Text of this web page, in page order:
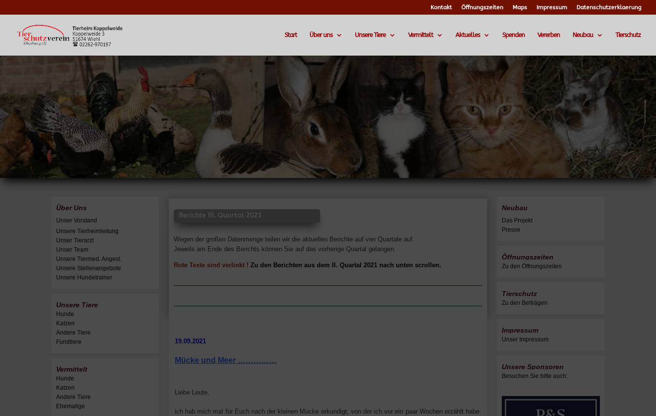
Kontakt Öffnungszeiten Maps Impressum Datenschutzerklaerung
Start Über uns Unsere Tiere Vermittelt Aktuelles Spenden Vererben Neubau Tierschutz
Über Uns
Unser Vorstand
Unsere Tierheimleitung
Unser Tierarzt
Unser Team
Unsere Tiermed. Angest.
Unsere Stellenangebote
Unsere Hundetrainer
Unsere Tiere
Hunde
Katzen
Andere Tiere
Fundtiere
Vermittelt
Hunde
Katzen
Andere Tiere
Ehemalige
Berichte III. Quartal 2021
Wegen der großen Datenmenge teilen wir die aktuellen Berichte auf vier Quartale auf.
Jeweils am Ende des Berichts können Sie auf das vorherige Quartal gelangen.
Rote Texte sind verlinkt ! Zu den Berichten aus dem II. Quartal 2021 nach unten scrollen.
19.09.2021
Mücke und Meer ……………
Liebe Leute,
ich hab mich mal für Euch nach der kleinen Mücke erkundigt, von der ich vor ein paar Wochen erzählt habe.
Neubau
Das Projekt
Presse
Öffnungszeiten
Zu den Öffnungszeiten
Tierschutz
Zu den Beiträgen
Impressum
Unser Impressum
Unsere Sponsoren
Besuchen Sie bitte auch: